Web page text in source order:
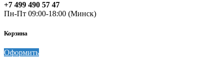
+7 499 490 57 47
Пн-Пт 09:00-18:00 (Минск)
Корзина
Оформить